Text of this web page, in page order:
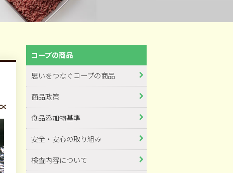
コープの商品
思いをつなぐコープの商品
商品政策
食品添加物基準
安全・安心の取り組み
検査内容について